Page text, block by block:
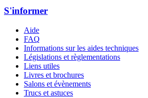
S'informer
Aide
FAQ
Informations sur les aides techniques
Législations et règlementations
Liens utiles
Livres et brochures
Salons et évènements
Trucs et astuces